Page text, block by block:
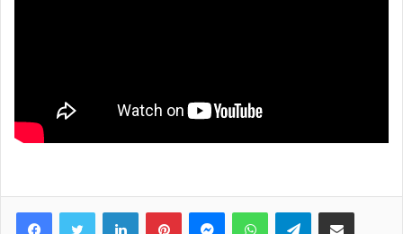
FacebookTwitter LinkedInPinterestMessengerWhatsAppTelegramShare via Email